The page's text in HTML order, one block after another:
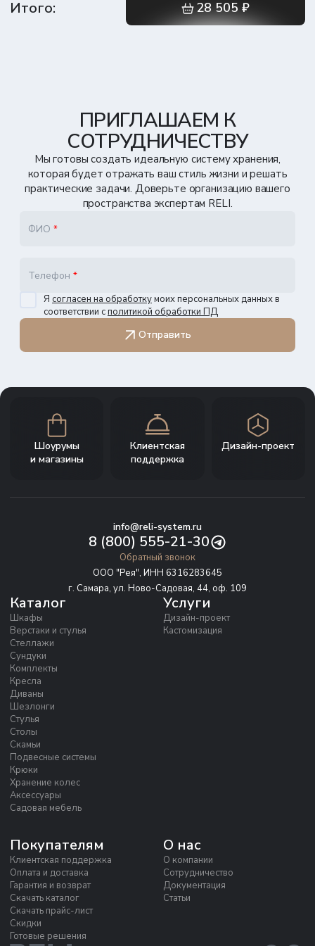
Я
моих персональных данных в
политикой обработки ПД
Итого: 28 505 ₽
ПРИГЛАШАЕМ К
СОТРУДНИЧЕСТВУ
Мы готовы создать идеальную систему хранения,
которая будет отражать ваш стиль жизни и решать
практические задачи. Доверьте организацию вашего
пространства экспертам RELI.
ФИО *
Телефон *
Я согласен на обработкумоих персональных данных в
соответствии сполитикой обработки ПД
Отправить
Шоурумы
и магазины
Клиентская
поддержка
Дизайн-проект
Каталог
Шкафы
Верстаки и стулья
Стеллажи
Сундуки
Комплекты
Кресла
Диваны
Шезлонги
Стулья
Столы
Скамьи
Подвесные системы
Крюки
Хранение колес
Аксессуары
Садовая мебель
Услуги
Дизайн-проект
Кастомизация
Покупателям
Клиентская поддержка
Оплата и доставка
Гарантия и возврат
Скачать каталог
Скачать прайс-лист
Скидки
Готовые решения
О нас
О компании
Сотрудничество
Документация
Статьи
info@reli-system.ru
8 (800) 555-21-30
Обратный звонок
ООО "Рея", ИНН 6316283645
г. Самара, ул. Ново-Садовая, 44, оф. 109